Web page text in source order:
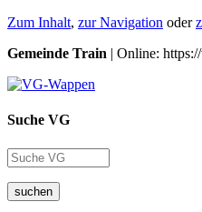
Zum Inhalt, zur Navigation oder
Gemeinde Train | Online:
Suche VG
suchen